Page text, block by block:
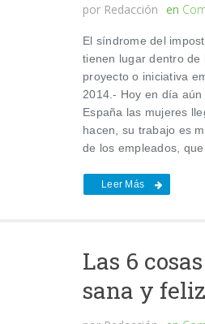
por Redacción en
El síndrome del
tienen lugar dentro de
proyecto o iniciativa
2014.- Hoy en día
España las mujeres
hacen, su trabajo es
de los empleados, que
Leer Más
Las 6
sana y